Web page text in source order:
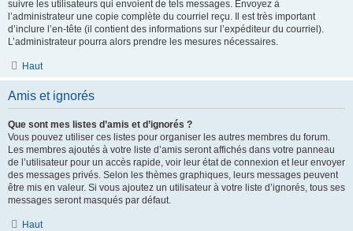
suivre les utilisateurs qui envoient de tels messages. Envoyez à
l’administrateur une copie complète du courriel reçu. Il est très important
d’inclure l’en-tête (il contient des informations sur l’expéditeur du courriel).
L’administrateur pourra alors prendre les mesures nécessaires.
Haut
Amis et ignorés
Que sont mes listes d’amis et d’ignorés ?
Vous pouvez utiliser ces listes pour organiser les autres membres du forum.
Les membres ajoutés à votre liste d’amis seront affichés dans votre panneau
de l’utilisateur pour un accès rapide, voir leur état de connexion et leur envoyer
des messages privés. Selon les thèmes graphiques, leurs messages peuvent
être mis en valeur. Si vous ajoutez un utilisateur à votre liste d’ignorés, tous ses
messages seront masqués par défaut.
Haut